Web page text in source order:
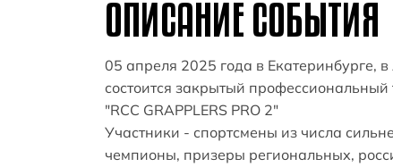
ОПИСАНИЕ СОБЫТИЯ
05 апреля 2025 года в Екатеринбурге,
состоится закрытый профессиональный
"RCC GRAPPLERS PRO 2"
Участники - спортсмены из числа
чемпионы, призеры региональных,